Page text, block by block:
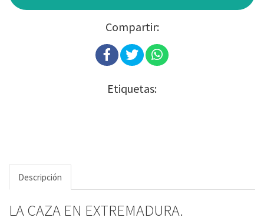
Compartir:
Etiquetas:
Descripción
LA CAZA EN EXTREMADURA.